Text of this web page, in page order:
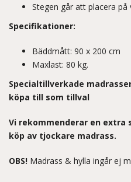
Stegen går att placera på
Specifikationer:
Bäddmått: 90 x 200 cm
Maxlast: 80 kg.
Specialtillverkade
köpa till som tillval
Vi rekommenderar en extra
köp av tjockare madrass.
OBS! Madrass & hylla ingår ej